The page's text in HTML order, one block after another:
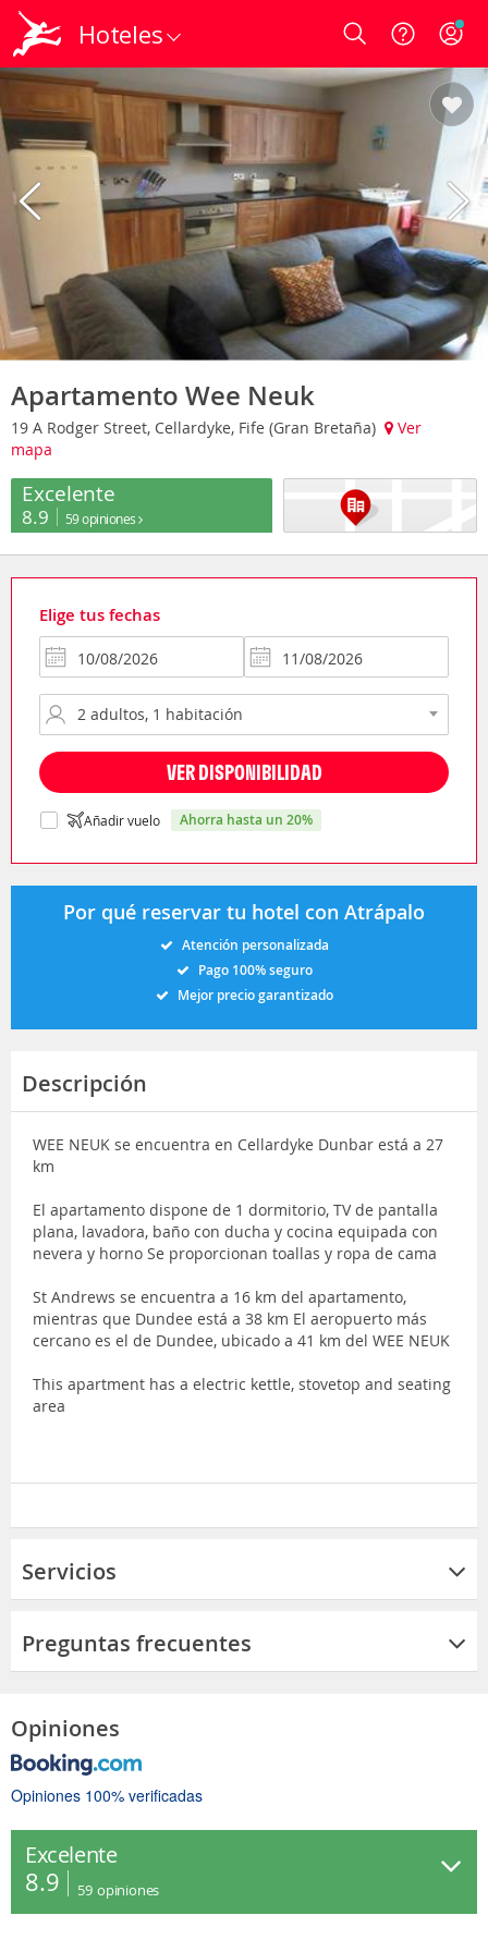
Hoteles Login
Apartamento Wee Neuk
19 A Rodger Street, Cellardyke, Fife (Gran Bretaña)
Ver
mapa
Excelente
8.9 59 opiniones
Elige tus fechas
VER DISPONIBILIDAD
Añadir vuelo ahorra hasta un 20%
Por qué reservar tu hotel con Atrápalo
Atención personalizada
Pago 100% seguro
Mejor precio garantizado
Descripción
WEE NEUK se encuentra en Cellardyke Dunbar está a 27
km
El apartamento dispone de 1 dormitorio, TV de pantalla
plana, lavadora, baño con ducha y cocina equipada con
nevera y horno Se proporcionan toallas y ropa de cama
St Andrews se encuentra a 16 km del apartamento,
mientras que Dundee está a 38 km El aeropuerto más
cercano es el de Dundee, ubicado a 41 km del WEE NEUK
This apartment has a electric kettle, stovetop and seating
area
Servicios
Preguntas frecuentes
Opiniones
Opiniones 100% verificadas
Excelente
8.9 59 opiniones